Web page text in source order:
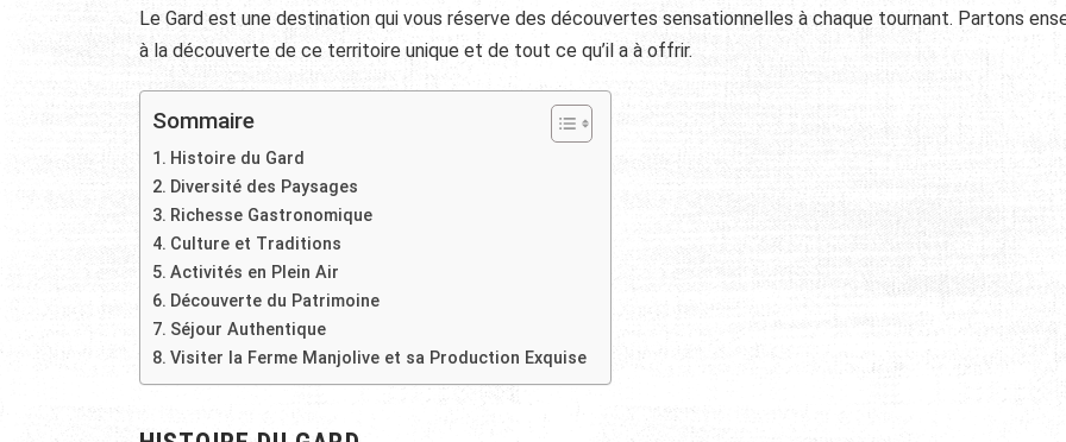
Le Gard est une destination qui vous réserve des découvertes sensationnelles à chaque tournant. Partons
à la découverte de ce territoire unique et de tout ce qu’il a à offrir.
Sommaire
Histoire du Gard
Diversité des Paysages
Richesse Gastronomique
Culture et Traditions
Activités en Plein Air
Découverte du Patrimoine
Séjour Authentique
Visiter la Ferme Manjolive et sa Production Exquise